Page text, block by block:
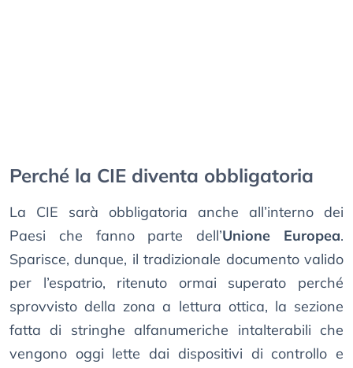
Perché la CIE diventa obbligatoria
La CIE sarà obbligatoria anche all’interno dei
Paesi che fanno parte dell’Unione Europea.
Sparisce, dunque, il tradizionale documento valido
per l’espatrio, ritenuto ormai superato perché
sprovvisto della zona a lettura ottica, la sezione
fatta di stringhe alfanumeriche intalterabili che
vengono oggi lette dai dispositivi di controllo e